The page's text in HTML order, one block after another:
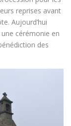
reprises avant
Aujourd’hui
cérémonie en
des